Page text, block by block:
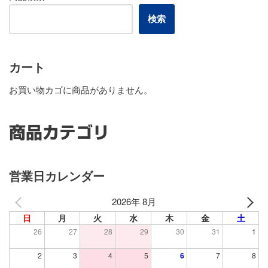
検索
カート
お買い物カゴに商品がありません。
商品カテゴリ
営業日カレンダー
2026年 8月
日 月 火 水 木 金 土
26 27 28 29 30 31 1
2 3 4 5 6 7 8